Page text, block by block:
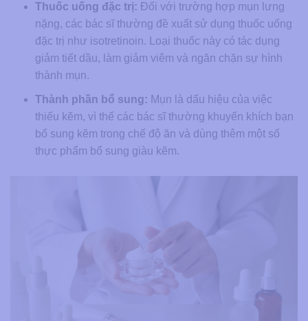
Thuốc uống đặc trị: Đối với trường hợp mụn lưng
nặng, các bác sĩ thường đề xuất sử dụng thuốc uống
đặc trị như isotretinoin. Loại thuốc này có tác dụng
giảm tiết dầu, làm giảm viêm và ngăn chặn sự hình
thành mụn.
Thành phần bổ sung: Mụn là dấu hiệu của việc
thiếu kẽm, vì thế các bác sĩ thường khuyến khích bạn
bổ sung kẽm trong chế độ ăn và dùng thêm một số
thực phẩm bổ sung giàu kẽm.